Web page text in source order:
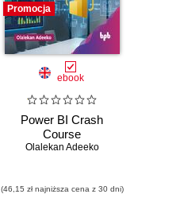
Promocja
ebook
Power BI Crash
Course
Olalekan Adeeko
(46,15 zł najniższa cena z 30 dni)